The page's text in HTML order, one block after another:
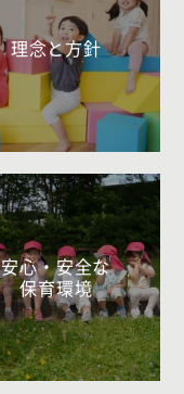
理念と方針
安心・安全な
保育環境